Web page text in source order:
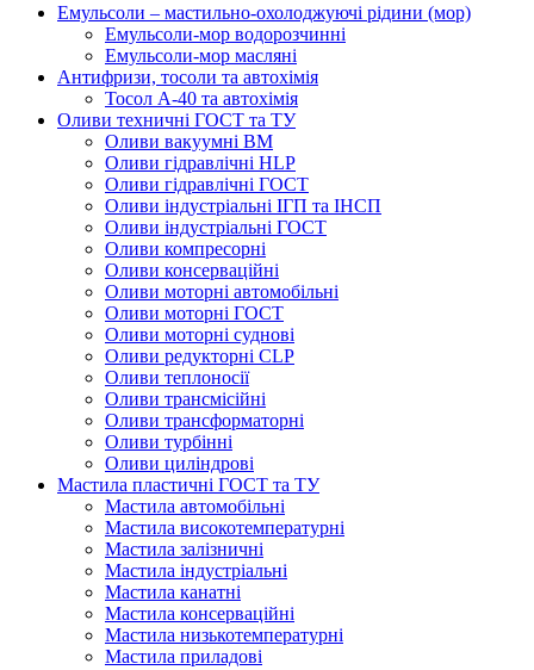
Емульсоли – мастильно-охолоджуючі рідини (мор)
Емульсоли-мор водорозчинні
Емульсоли-мор масляні
Антифризи, тосоли та автохімія
Тосол А-40 та автохімія
Оливи техничні ГОСТ та ТУ
Оливи вакуумні ВМ
Оливи гідравлічні HLP
Оливи гідравлічні ГОСТ
Оливи індустріальні ІГП та ІНСП
Оливи індустріальні ГОСТ
Оливи компресорні
Оливи консерваційні
Оливи моторні автомобільні
Оливи моторні ГОСТ
Оливи моторні суднові
Оливи редукторні CLP
Оливи теплоносії
Оливи трансмісійні
Оливи трансформаторні
Оливи турбінні
Оливи циліндрові
Мастила пластичні ГОСТ та ТУ
Мастила автомобільні
Мастила високотемпературні
Мастила залізничні
Мастила індустріальні
Мастила канатні
Мастила консерваційні
Мастила низькотемпературні
Мастила приладові